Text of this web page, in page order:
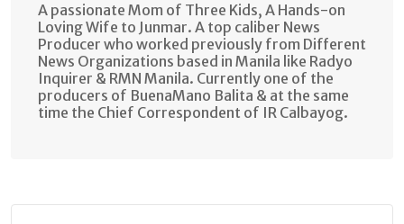
A passionate Mom of Three Kids, A Hands-on
Loving Wife to Junmar. A top caliber News
Producer who worked previously from Different
News Organizations based in Manila like Radyo
Inquirer & RMN Manila. Currently one of the
producers of BuenaMano Balita & at the same
time the Chief Correspondent of IR Calbayog.